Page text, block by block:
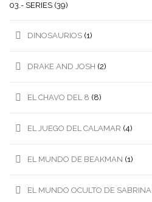
03.- SERIES (39)
DINOSAURIOS (1)
DRAKE AND JOSH (2)
EL CHAVO DEL 8 (8)
EL JUEGO DEL CALAMAR (4)
EL MUNDO DE BEAKMAN (1)
EL MUNDO OCULTO DE SABRINA